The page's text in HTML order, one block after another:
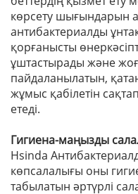
көрсету шығындарын
антибактериалды
қорғанысты
ұштастырады және
пайдаланылатын,
жұмыс қабілетін
етеді.
Гигиена-маңызды
Hsinda
көпсалалығы оны
табылатын әртүрлі